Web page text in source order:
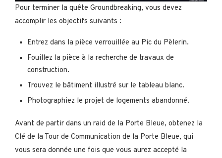
Pour terminer la quête Groundbreaking, vous devez
accomplir les objectifs suivants :
Entrez dans la pièce verrouillée au Pic du Pèlerin.
Fouillez la pièce à la recherche de travaux de
construction.
Trouvez le bâtiment illustré sur le tableau blanc.
Photographiez le projet de logements abandonné.
Avant de partir dans un raid de la Porte Bleue, obtenez la
Clé de la Tour de Communication de la Porte Bleue, qui
vous sera donnée une fois que vous aurez accepté la